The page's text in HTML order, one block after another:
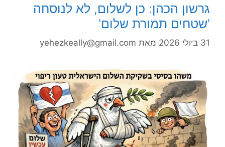
גרשון הכהן: כן לשלום, לא לנוסחה
'שטחים תמורת שלום'
31 ביולי 2026 מאת yehezkeally@gmail.com